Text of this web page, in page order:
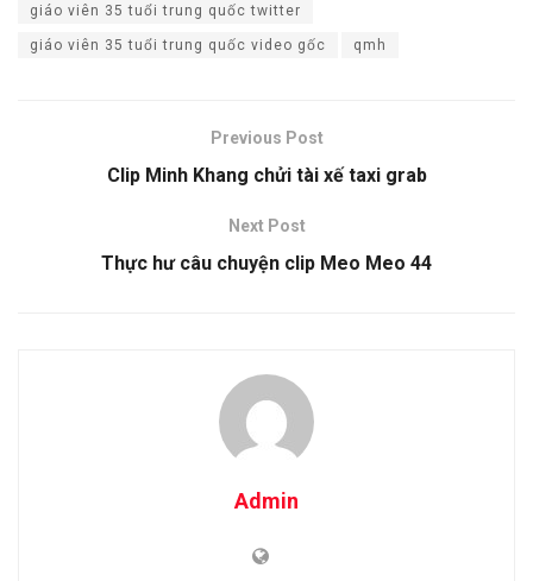
giáo viên 35 tuổi trung quốc twitter
giáo viên 35 tuổi trung quốc video gốc qmh
Previous Post
Clip Minh Khang chửi tài xế taxi grab
Next Post
Thực hư câu chuyện clip Meo Meo 44
Admin